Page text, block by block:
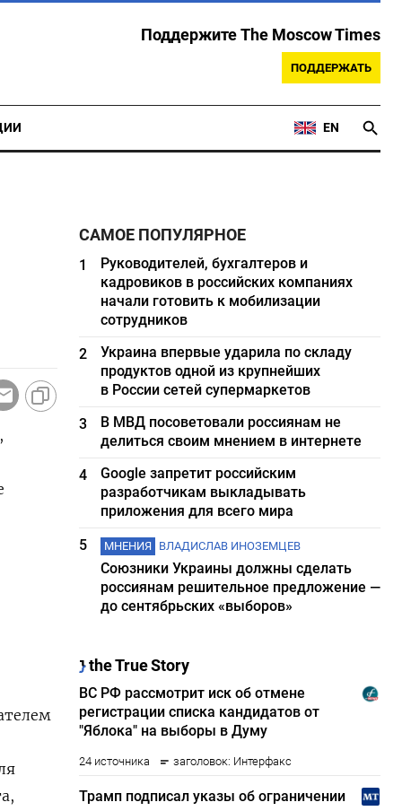
Поддержите The Moscow Times
ПОДДЕРЖАТЬ
EN
САМОЕ ПОПУЛЯРНОЕ
1
Руководителей, бухгалтеров и
кадровиков в российских компаниях
начали готовить к мобилизации
сотрудников
2
Украина впервые ударила по складу
продуктов одной из крупнейших
в России сетей супермаркетов
3
В МВД посоветовали россиянам не
делиться своим мнением в интернете
4
Google запретит российским
разработчикам выкладывать
приложения для всего мира
5
МНЕНИЯ ВЛАДИСЛАВ ИНОЗЕМЦЕВ
Союзники Украины должны сделать
россиянам решительное предложение —
до сентябрьских «выборов»